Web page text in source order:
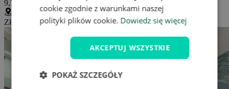
9,7 / 10 221 ocena
Złockie 107, Muszyna, Polska(Wyświetl na mapie)
cookie zgodnie z warunkami naszej
polityki plików cookie. Dowiedz się więcej
AKCEPTUJ WSZYSTKIE
POKAŻ SZCZEGÓŁY